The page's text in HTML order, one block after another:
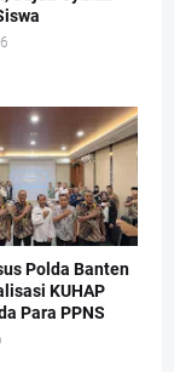
Polda Banten
KUHAP
Para PPNS